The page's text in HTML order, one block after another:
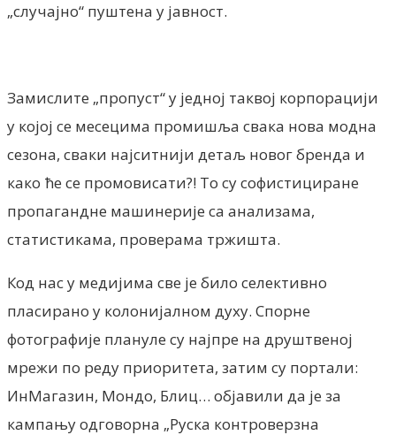
„случајно“ пуштена у јавност.
Замислите „пропуст“ у једној таквој корпорацији
у којој се месецима промишља свака нова модна
сезона, сваки најситнији детаљ новог бренда и
како ће се промовисати?! То су софистициране
пропагандне машинерије са анализама,
статистикама, проверама тржишта.
Код нас у медијима све је било селективно
пласирано у колонијалном духу. Спорне
фотографије плануле су најпре на друштвеној
мрежи по реду приоритета, затим су портали:
ИнМагазин, Мондо, Блиц… објавили да је за
кампању одговорна „Руска контроверзна